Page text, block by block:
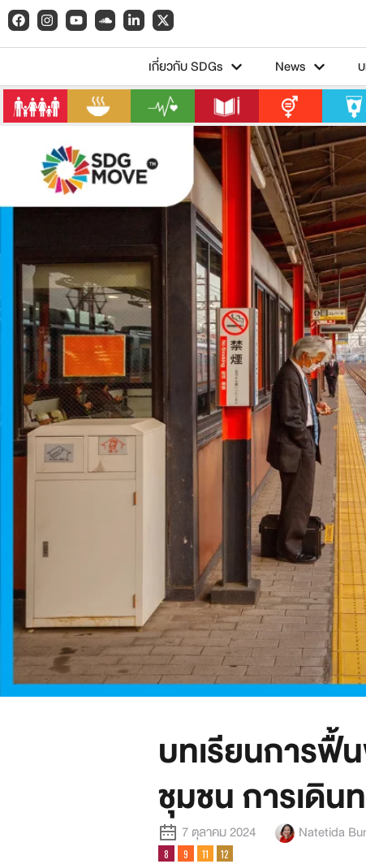
เกี่ยวกับ SDGs News
บทเรียนการฟื้
ชุมชน การเดิน
7 ตุลาคม 2024 Natetida